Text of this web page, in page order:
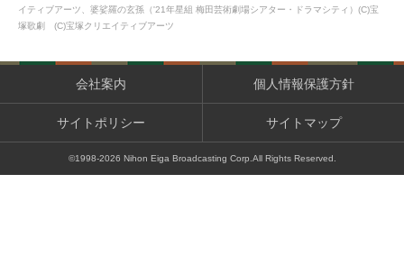
イティブアーツ、婆娑羅の玄孫（'21年星組 梅田芸術劇場シアター・ドラマシティ）(C)宝
塚歌劇 (C)宝塚クリエイティブアーツ
会社案内 個人情報保護方針
サイトポリシー サイトマップ
©1998-2026 Nihon Eiga Broadcasting Corp.All Rights Reserved.